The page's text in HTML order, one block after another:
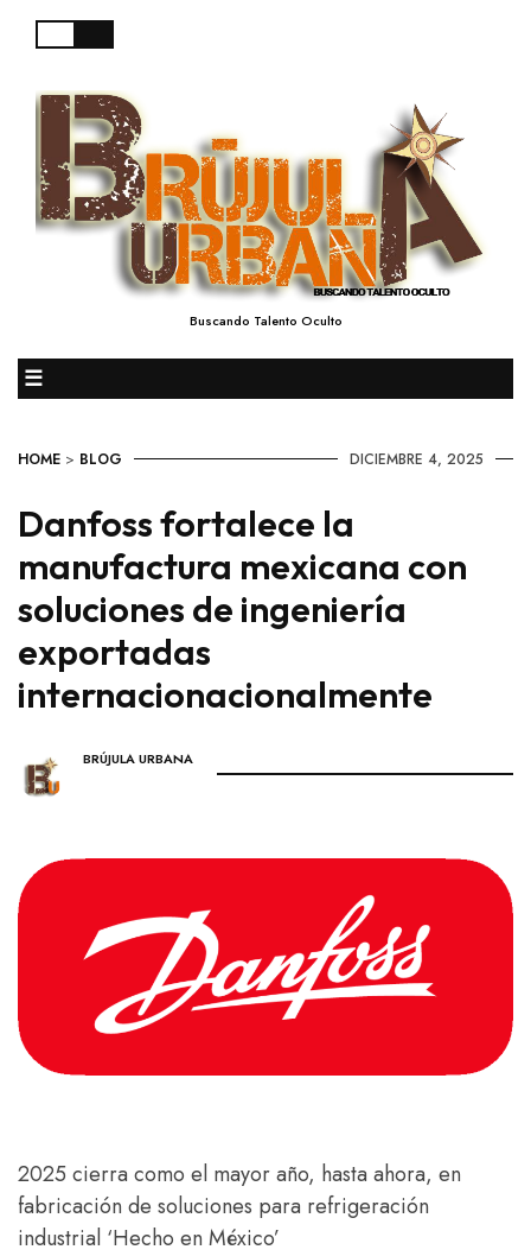
Buscando Talento Oculto
☰
HOME > BLOG DICIEMBRE 4, 2025
Danfoss fortalece la
manufactura mexicana con
soluciones de ingeniería
exportadas
internacionacionalmente
BRÚJULA URBANA
2025 cierra como el mayor año, hasta ahora, en
fabricación de soluciones para refrigeración
industrial ‘Hecho en México’